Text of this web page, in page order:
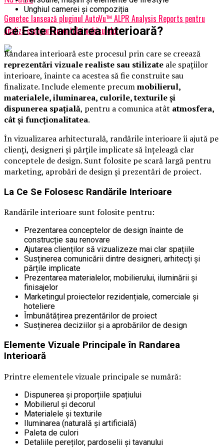
Genetec lansează pluginul AutoVu™ ALPR Analysis Reports pentru
analiza comportamentului vehiculelor
Unghiul camerei și compoziția
Ce Este Randarea Interioară?
Randarea interioară este procesul prin care se creează
reprezentări vizuale realiste sau stilizate ale spațiilor
interioare, înainte ca acestea să fie construite sau
finalizate. Include elemente precummobilierul,
materialele, iluminarea, culorile, texturile și
dispunerea spațială, pentru a comunica atât atmosfera,
cât și funcționalitatea.
În vizualizarea arhitecturală, randările interioare îi ajută pe
clienți, designeri și părțile implicate să înțeleagă clar
conceptele de design. Sunt folosite pe scară largă pentru
marketing, aprobări de design și prezentări de proiect.
La Ce Se Folosesc Randările Interioare
Randările interioare sunt folosite pentru:
Prezentarea conceptelor de design înainte de
construcție sau renovare
Ajutarea clienților să vizualizeze mai clar spațiile
Susținerea comunicării dintre designeri, arhitecți și
părțile implicate
Prezentarea materialelor, mobilierului, iluminării și
finisajelor
Marketingul proiectelor rezidențiale, comerciale și
hoteliere
Îmbunătățirea prezentărilor de proiect
Susținerea deciziilor și a aprobărilor de design
Elemente Vizuale Principale în Randarea
Interioară
Printre elementele vizuale principale se numără:
Dispunerea și proporțiile spațiului
Mobilierul și decorul
Materialele și texturile
Iluminarea (naturală și artificială)
Paleta de culori
Detaliile pereților, pardoselii și tavanului